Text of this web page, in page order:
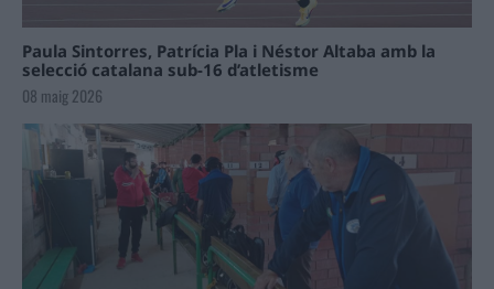
Paula Sintorres, Patrícia Pla i Néstor Altaba amb la
selecció catalana sub-16 d’atletisme
08 maig 2026